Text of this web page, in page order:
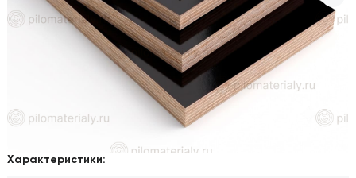
Характеристики: